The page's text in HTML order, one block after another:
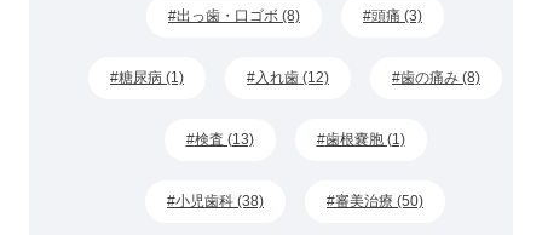
出っ歯・口ゴボ (8) 頭痛 (3)
糖尿病 (1) 入れ歯 (12) 歯の痛み (8)
検査 (13) 歯根嚢胞 (1)
小児歯科 (38) 審美治療 (50)